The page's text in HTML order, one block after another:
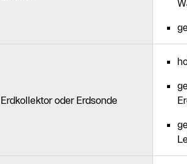
Erdkollektor oder Erdsonde